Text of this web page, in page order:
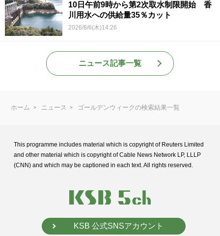
10日午前9時から第2次取水制限開始 香
川用水への供給量35％カット
2026/8/6(木)14:26
ニュース記事一覧
ホーム ニュース ゴールデンウィークの検索結果一覧
This programme includes material which is copyright of Reuters Limited
and other material which is copyright of Cable News Network LP, LLLP
(CNN) and which may be captioned in each text. All rights reserved.
KSB 公式SNSアカウント